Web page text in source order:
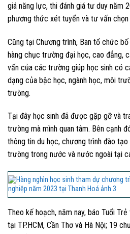
giá năng lực, thi đánh giá tư duy năm
phương thức xét tuyển và tư vấn
Cũng tại Chương trình, Ban tổ chức
hàng chục trường đại học, cao đẳng,
vấn của các trường giúp học sinh có
dạng của bậc học, ngành học, môi
trường.
Tại đây học sinh đã được gặp gỡ và
trường mà mình quan tâm. Bên cạnh
thông tin du học, chương trình đào
trường trong nước và nước ngoài tại
Theo kế hoạch, năm nay, báo Tuổi
tại TP.HCM, Cần Thơ và Hà Nội; 19